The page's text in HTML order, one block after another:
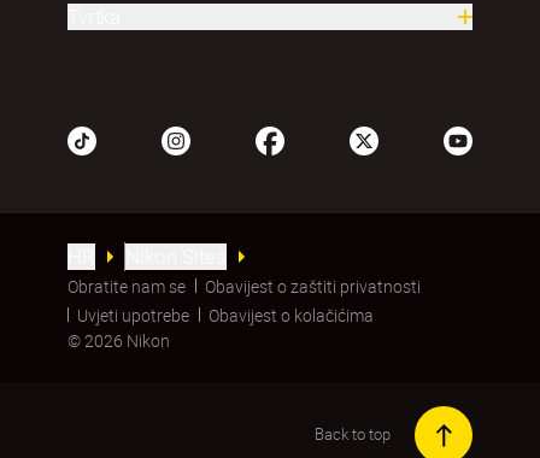
Obratite nam se
Obavijest o zaštiti privatnosti
Uvjeti upotrebe
Obavijest o kolačićima
© 2026 Nikon
Back to top